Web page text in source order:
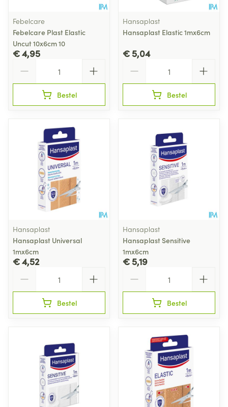
Febelcare
Febelcare Plast Elastic
Uncut 10x6cm 10
€ 4,95
Bestel
Hansaplast
Hansaplast Elastic 1mx6cm
€ 5,04
Bestel
Hansaplast
Hansaplast Universal
1mx6cm
€ 4,52
Bestel
Hansaplast
Hansaplast Sensitive
1mx6cm
€ 5,19
Bestel